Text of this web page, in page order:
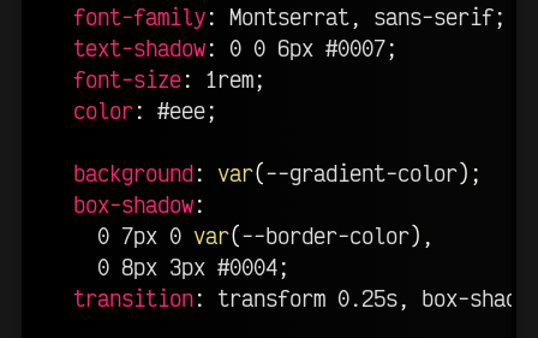
font-family: Montserrat, sans-serif;
text-shadow: 0 0 6px #0007;
font-size: 1rem;
color: #eee;
background: var(--gradient-color) ;
box-shadow:
    0 7px 0
var(--border-color) ,
    0 8px 3px #0004
;
transition: transform 0.25s, box-